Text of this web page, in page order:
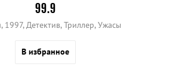
99.9
1997, Детектив, Триллер, Ужасы
В избранное